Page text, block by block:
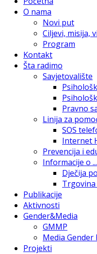
O nama
Novi put
Ciljevi, misija,
Program
Kontakt
Šta radimo
Savjetovalište
Pravno
Linija za
SOS
Internet
Prevencija i
Informacije o ...
Dječija
Publikacije
Aktivnosti
Gender&Media
GMMP
Media Gender
Projekti